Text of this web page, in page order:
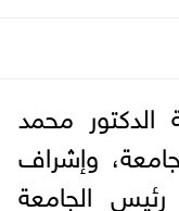
الدكتور محمد
وإشراف
الجامعة